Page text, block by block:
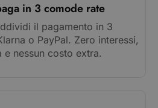
in 3 comode rate
il pagamento in 3
o PayPal. Zero interessi,
e nessun costo extra.